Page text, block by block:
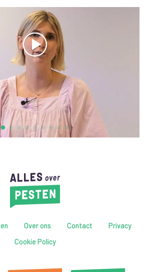
complimenten
Over ons Contact
Privacy
Cookie Policy